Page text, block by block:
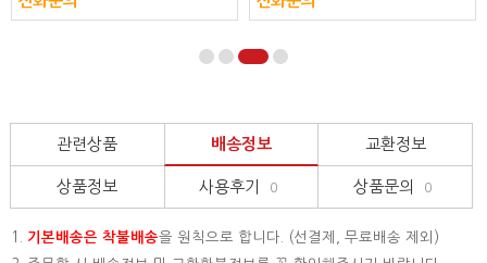
관련상품 배송정보 교환정보
상품정보 사용후기 0 상품문의 0
1. 기본배송은 착불배송을 원칙으로 합니다. (선결제, 무료배송 제외)